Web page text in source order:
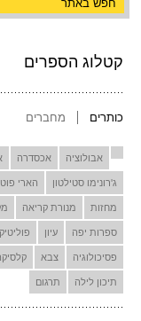
קטלוג הספרים
כותרים מחברים
אבולוציה אכסדרה
ג'רונימו סטילטון הארי
מחזות מנורת קריאה
ספרות יפה עיון
פסיכולוגיה צבא
תיכון לילה תרגום